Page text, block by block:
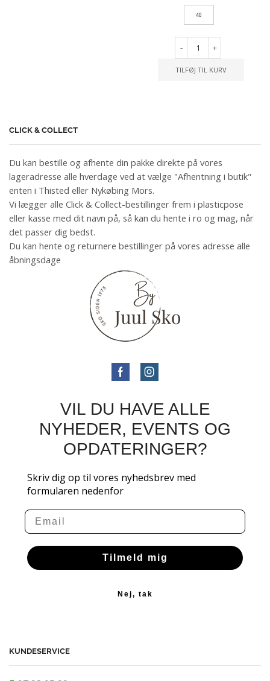
40
- +
TILFØJ TIL KURV
CLICK & COLLECT
Du kan bestille og afhente din pakke direkte på vores
lageradresse alle hverdage ved at vælge "Afhentning i butik"
enten i Thisted eller Nykøbing Mors.
Vi lægger alle Click & Collect-bestillinger frem i plasticpose
eller kasse med dit navn på, så kan du hente i ro og mag, når
det passer dig bedst.
Du kan hente og returnere bestillinger på vores adresse alle
åbningsdage
VIL DU HAVE ALLE
NYHEDER, EVENTS OG
OPDATERINGER?
Skriv dig op til vores nyhedsbrev med
formularen nedenfor
Email
Tilmeld mig
Nej, tak
KUNDESERVICE